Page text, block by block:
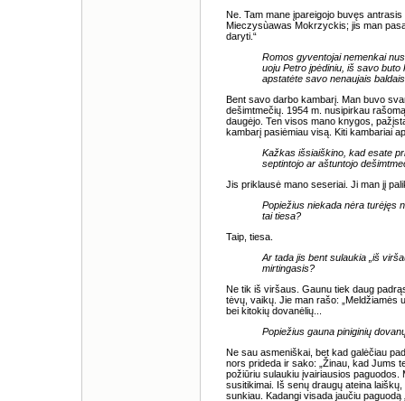
Ne. Tam mane įpareigojo buvęs
Mieczysùawas Mokrzyckis; jis man
daryti.“
Romos gyventojai nemenkai
uoju Petro įpėdiniu, iš savo
apstatėte savo nenaujais
Bent savo darbo kambarį. Man buvo
dešimtmečių. 1954 m. nusipirkau
daugėjo. Ten visos mano knygos,
kambarį pasiėmiau visą. Kiti kambariai
Kažkas išsiaiškino, kad esate
septintojo ar aštuntojo
Jis priklausė mano seseriai. Ji man jį
Popiežius niekada nėra turėjęs
tai tiesa?
Taip, tiesa.
Ar tada jis bent sulaukia „iš
mirtingasis?
Ne tik iš viršaus. Gaunu tiek daug
tėvų, vaikų. Jie man rašo: „Meldžiamės
bei kitokių dovanėlių...
Popiežius gauna piniginių
Ne sau asmeniškai, bet kad galėčiau
nors prideda ir sako: „Žinau, kad Jums
požiūriu sulaukiu įvairiausios paguodos.
susitikimai. Iš senų draugų ateina
sunkiau. Kadangi visada jaučiu